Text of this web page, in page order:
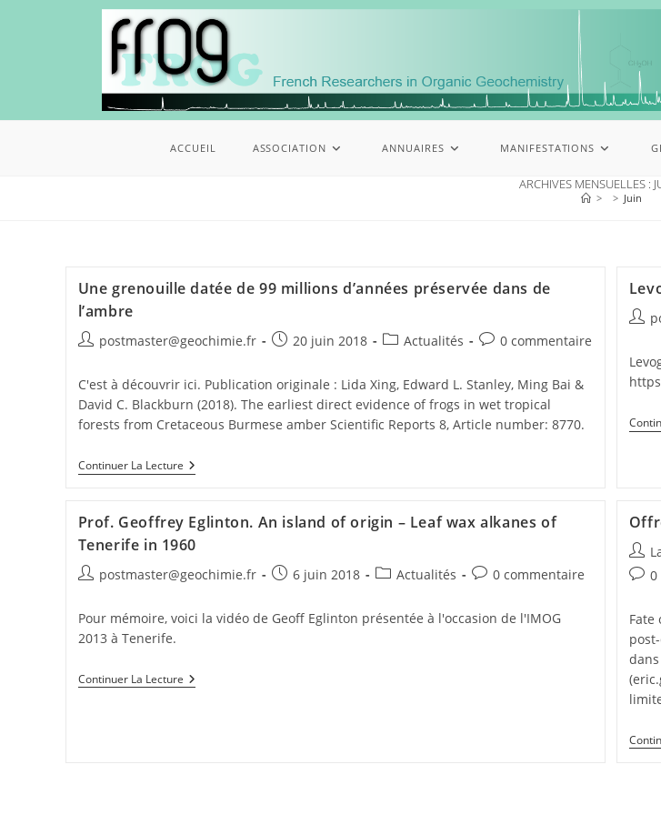
ACCUEIL ASSOCIATION ANNUAIRES MANIFESTATIONS
ARCHIVES MENSUELLES :
> > Juin
Une grenouille datée de 99 millions d’années préservée dans de
l’ambre
postmaster@geochimie.fr 20 juin 2018 Actualités 0 commentaire
C'est à découvrir ici. Publication originale : Lida Xing, Edward L. Stanley, Ming Bai &
David C. Blackburn (2018). The earliest direct evidence of frogs in wet tropical
forests from Cretaceous Burmese amber Scientific Reports 8, Article number: 8770.
Continuer La Lecture
Prof. Geoffrey Eglinton. An island of origin – Leaf wax alkanes of
Tenerife in 1960
postmaster@geochimie.fr 6 juin 2018 Actualités 0 commentaire
Pour mémoire, voici la vidéo de Geoff Eglinton présentée à l'occasion de l'IMOG
2013 à Tenerife.
Continuer La Lecture
0